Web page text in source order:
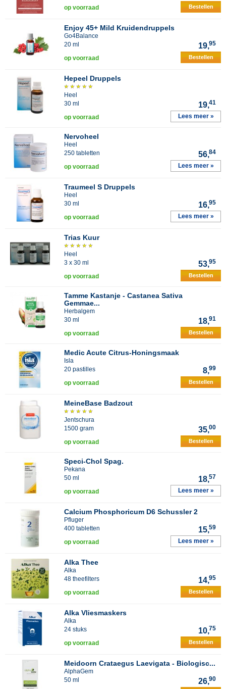
op voorraad Bestellen
Enjoy 45+ Mild Kruidendruppels
Go4Balance
20 ml
19,95
op voorraad Bestellen
Hepeel Druppels
Heel
30 ml
19,41
op voorraad Lees meer »
Nervoheel
Heel
250 tabletten
56,84
op voorraad Lees meer »
Traumeel S Druppels
Heel
30 ml
16,95
op voorraad Lees meer »
Trias Kuur
Heel
3 x 30 ml
53,95
op voorraad Bestellen
Tamme Kastanje - Castanea Sativa
Gemmae...
Herbalgem
30 ml
18,91
op voorraad Bestellen
Medic Acute Citrus-Honingsmaak
Isla
20 pastilles
8,99
op voorraad Bestellen
MeineBase Badzout
Jentschura
1500 gram
35,00
op voorraad Bestellen
Speci-Chol Spag.
Pekana
50 ml
18,57
op voorraad Lees meer »
Calcium Phosphoricum D6 Schussler 2
Pfluger
400 tabletten
15,59
op voorraad Lees meer »
Alka Thee
Alka
48 theefilters
14,95
op voorraad Bestellen
Alka Vliesmaskers
Alka
24 stuks
10,75
op voorraad Bestellen
Meidoorn Crataegus Laevigata - Biologisc...
AlphaGem
50 ml
26,90